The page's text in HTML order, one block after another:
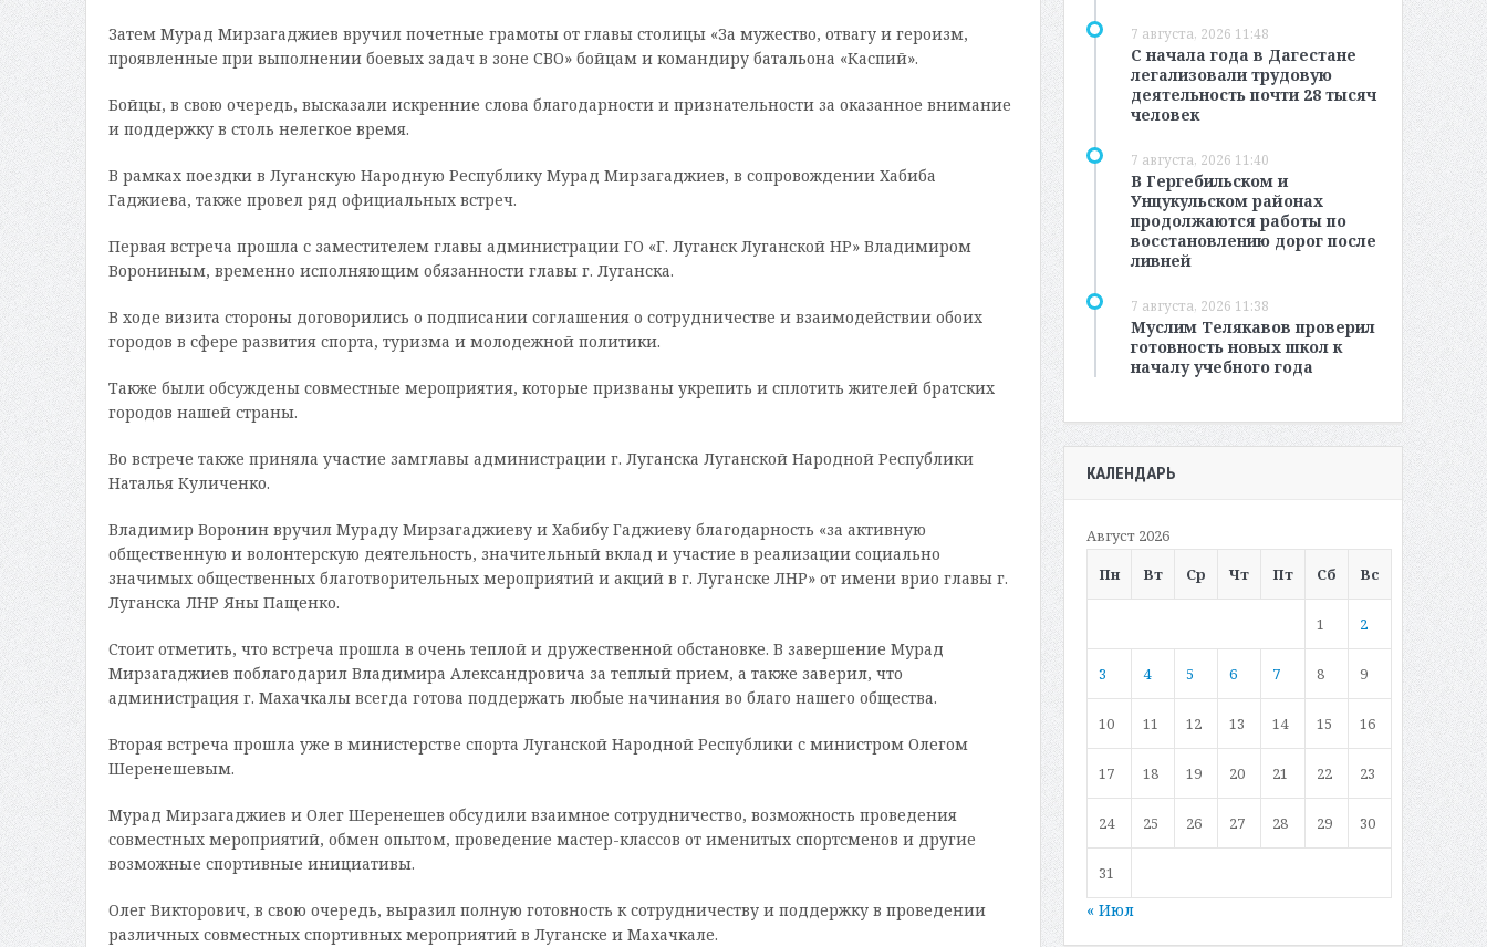
Затем Мурад Мирзагаджиев вручил почетные грамоты от главы столицы «За мужество, отвагу и героизм,
проявленные при выполнении боевых задач в зоне СВО» бойцам и командиру батальона «Каспий».
Бойцы, в свою очередь, высказали искренние слова благодарности и признательности за оказанное внимание
и поддержку в столь нелегкое время.
В рамках поездки в Луганскую Народную Республику Мурад Мирзагаджиев, в сопровождении Хабиба
Гаджиева, также провел ряд официальных встреч.
Первая встреча прошла с заместителем главы администрации ГО «Г. Луганск Луганской НР» Владимиром
Ворониным, временно исполняющим обязанности главы г. Луганска.
В ходе визита стороны договорились о подписании соглашения о сотрудничестве и взаимодействии обоих
городов в сфере развития спорта, туризма и молодежной политики.
Также были обсуждены совместные мероприятия, которые призваны укрепить и сплотить жителей братских
городов нашей страны.
Во встрече также приняла участие замглавы администрации г. Луганска Луганской Народной Республики
Наталья Куличенко.
Владимир Воронин вручил Мураду Мирзагаджиеву и Хабибу Гаджиеву благодарность «за активную
общественную и волонтерскую деятельность, значительный вклад и участие в реализации социально
значимых общественных благотворительных мероприятий и акций в г. Луганске ЛНР» от имени врио главы г.
Луганска ЛНР Яны Пащенко.
Стоит отметить, что встреча прошла в очень теплой и дружественной обстановке. В завершение Мурад
Мирзагаджиев поблагодарил Владимира Александровича за теплый прием, а также заверил, что
администрация г. Махачкалы всегда готова поддержать любые начинания во благо нашего общества.
Вторая встреча прошла уже в министерстве спорта Луганской Народной Республики с министром Олегом
Шеренешевым.
Мурад Мирзагаджиев и Олег Шеренешев обсудили взаимное сотрудничество, возможность проведения
совместных мероприятий, обмен опытом, проведение мастер-классов от именитых спортсменов и другие
возможные спортивные инициативы.
Олег Викторович, в свою очередь, выразил полную готовность к сотрудничеству и поддержку в проведении
различных совместных спортивных мероприятий в Луганске и Махачкале.
7 августа, 2026 11:48
С начала года в Дагестане
легализовали трудовую
деятельность почти 28 тысяч
человек
7 августа, 2026 11:40
В Гергебильском и
Унцукульском районах
продолжаются работы по
восстановлению дорог после
ливней
7 августа, 2026 11:38
Муслим Телякавов проверил
готовность новых школ к
началу учебного года
КАЛЕНДАРЬ
Август 2026
Пн
Вт Ср Чт Пт Сб Вс
1 2
3 4 5 6 7 8 9
10 11 12 13 14 15 16
17 18 19 20 21 22 23
24 25 26 27 28 29 30
31
« Июл